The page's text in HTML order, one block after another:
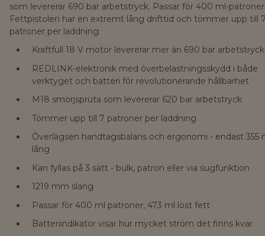
som levererar 690 bar arbetstryck. Passar för 400 ml-
Fettpistolen har en extremt lång drifttid och tömmer upp till
patroner per laddning.
Kraftfull 18 V motor levererar mer än 690 bar arbetstryck
REDLINK-elektronik med överbelastningsskydd i både
verktyget och batteri för revolutionerande hållbarhet
M18 smörjspruta som levererar 620 bar arbetstryck
Tömmer upp till 7 patroner per laddning
Överlägsen handtagsbalans och ergonomi - endast 355
lång
Kan fyllas på 3 sätt - bulk, patron eller via sugfunktion
1219 mm slang
Passar för 400 ml patroner, 473 ml löst fett
Batteriindikator visar hur mycket ström det finns kvar